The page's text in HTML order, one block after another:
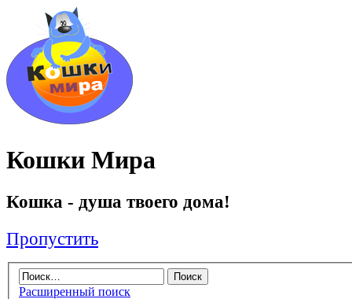
Кошки Мира
Кошка - душа твоего дома!
Пропустить
Расширенный поиск